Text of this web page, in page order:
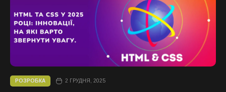
РОЗРОБКА 2 ГРУДНЯ, 2025